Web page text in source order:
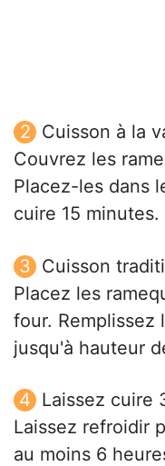
Cuisson à la
Couvrez les
Placez-les dans
cuire 15 minutes.
Cuisson
Placez les
four. Remplissez
jusqu'à hauteur
Laissez cuire
Laissez refroidir
au moins 6